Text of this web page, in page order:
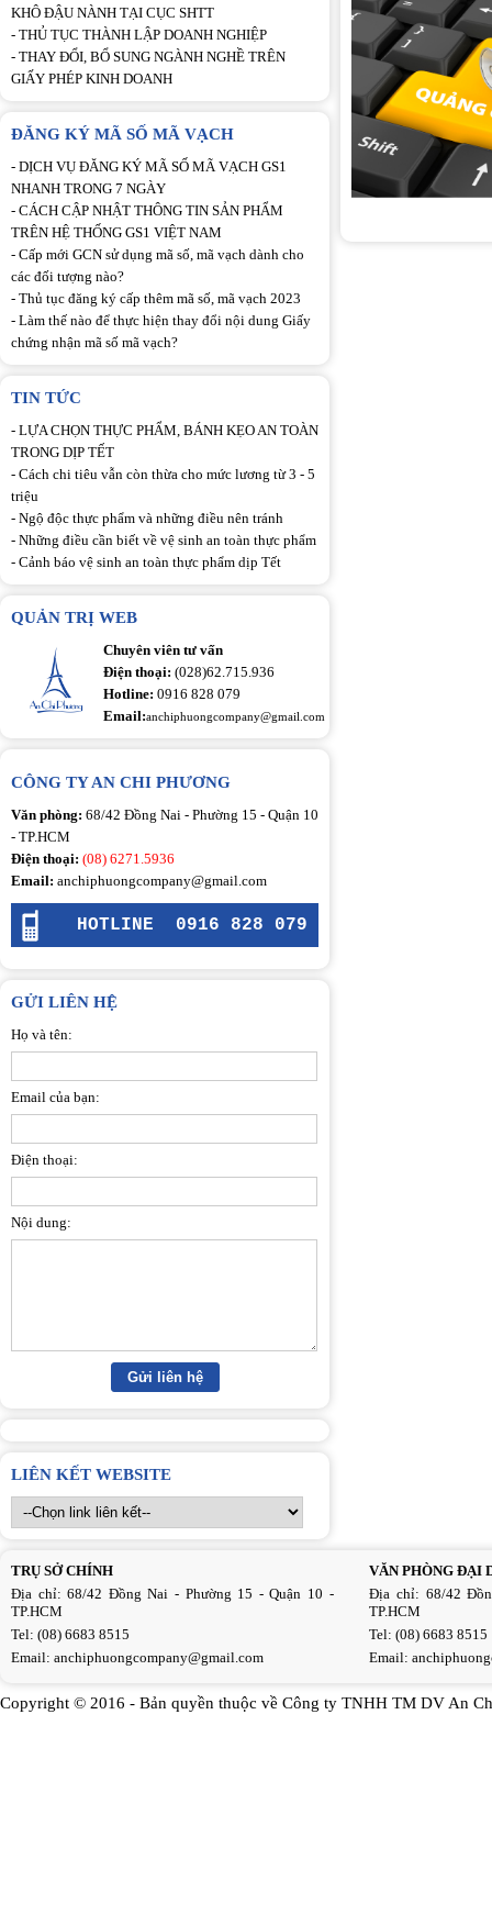
KHÔ ĐẬU NÀNH TẠI CỤC SHTT
- THỦ TỤC THÀNH LẬP DOANH NGHIỆP
- THAY ĐỔI, BỔ SUNG NGÀNH NGHỀ TRÊN
GIẤY PHÉP KINH DOANH
ĐĂNG KÝ MÃ SỐ MÃ VẠCH
- DỊCH VỤ ĐĂNG KÝ MÃ SỐ MÃ VẠCH GS1
NHANH TRONG 7 NGÀY
- CÁCH CẬP NHẬT THÔNG TIN SẢN PHẨM
TRÊN HỆ THỐNG GS1 VIỆT NAM
- Cấp mới GCN sử dụng mã số, mã vạch dành cho
các đối tượng nào?
- Thủ tục đăng ký cấp thêm mã số, mã vạch 2023
- Làm thế nào để thực hiện thay đổi nội dung Giấy
chứng nhận mã số mã vạch?
TIN TỨC
- LỰA CHỌN THỰC PHẨM, BÁNH KẸO AN TOÀN
TRONG DỊP TẾT
- Cách chi tiêu vẫn còn thừa cho mức lương từ 3 - 5
triệu
- Ngộ độc thực phẩm và những điều nên tránh
- Những điều cần biết về vệ sinh an toàn thực phẩm
- Cảnh báo vệ sinh an toàn thực phẩm dịp Tết
QUẢN TRỊ WEB
Chuyên viên tư vấn
Điện thoại: (028)62.715.936
Hotline: 0916 828 079
Email:anchiphuongcompany@gmail.com
CÔNG TY AN CHI PHƯƠNG
Văn phòng: 68/42 Đồng Nai - Phường 15 - Quận 10
- TP.HCM
Điện thoại: (08) 6271.5936
Email: anchiphuongcompany@gmail.com
HOTLINE 0916 828 079
GỬI LIÊN HỆ
Họ và tên:
Email của bạn:
Điện thoại:
Nội dung:
LIÊN KẾT WEBSITE
TRỤ SỞ CHÍNH
Địa chỉ: 68/42 Đồng Nai - Phường 15 - Quận 10 -
TP.HCM
Tel: (08) 6683 8515
Email: anchiphuongcompany@gmail.com
VĂN PHÒNG ĐẠI
Địa chỉ: 68/42
TP.HCM
Tel: (08) 6683 8515
Email:
Copyright © 2016 - Bản quyền thuộc về Công ty TNHH TM DV An